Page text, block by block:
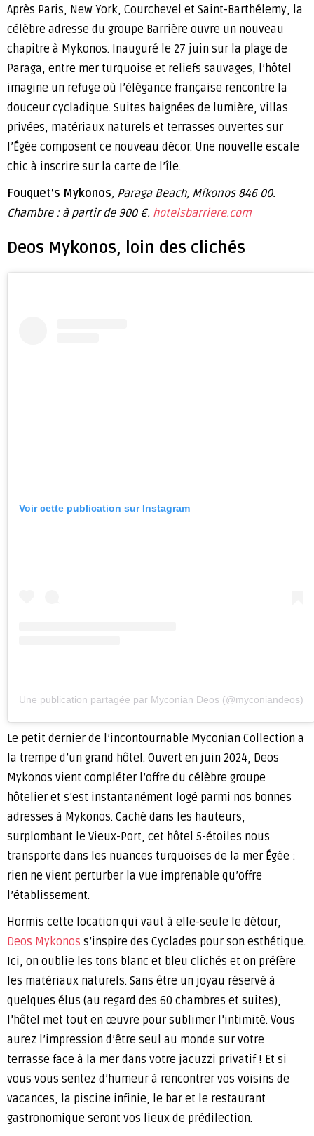
Après Paris, New York, Courchevel et Saint-Barthélemy, la
célèbre adresse du groupe Barrière ouvre un nouveau
chapitre à Mykonos. Inauguré le 27 juin sur la plage de
Paraga, entre mer turquoise et reliefs sauvages, l’hôtel
imagine un refuge où l’élégance française rencontre la
douceur cycladique. Suites baignées de lumière, villas
privées, matériaux naturels et terrasses ouvertes sur
l’Égée composent ce nouveau décor. Une nouvelle escale
chic à inscrire sur la carte de l’île.
Fouquet’s Mykonos, Paraga Beach, Míkonos 846 00.
Chambre : à partir de 900 €. hotelsbarriere.com
Deos Mykonos, loin des clichés
Voir cette publication sur Instagram
Une publication partagée par Myconian Deos (@myconiandeos)
Le petit dernier de l’incontournable Myconian Collection a
la trempe d’un grand hôtel. Ouvert en juin 2024, Deos
Mykonos vient compléter l’offre du célèbre groupe
hôtelier et s’est instantanément logé parmi nos bonnes
adresses à Mykonos. Caché dans les hauteurs,
surplombant le Vieux-Port, cet hôtel 5-étoiles nous
transporte dans les nuances turquoises de la mer Égée :
rien ne vient perturber la vue imprenable qu’offre
l’établissement.
Hormis cette location qui vaut à elle-seule le détour,
Deos Mykonos s’inspire des Cyclades pour son esthétique.
Ici, on oublie les tons blanc et bleu clichés et on préfère
les matériaux naturels. Sans être un joyau réservé à
quelques élus (au regard des 60 chambres et suites),
l’hôtel met tout en œuvre pour sublimer l’intimité. Vous
aurez l’impression d’être seul au monde sur votre
terrasse face à la mer dans votre jacuzzi privatif ! Et si
vous vous sentez d’humeur à rencontrer vos voisins de
vacances, la piscine infinie, le bar et le restaurant
gastronomique seront vos lieux de prédilection.